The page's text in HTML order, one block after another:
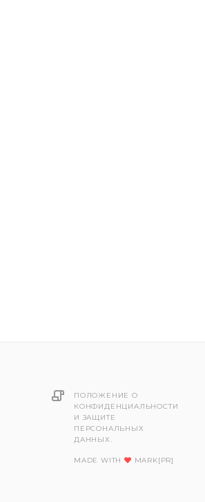
ПОЛОЖЕНИЕ О
КОНФИДЕНЦИАЛЬНОСТИ
И ЗАЩИТЕ
ПЕРСОНАЛЬНЫХ
ДАННЫХ.
MADE WITH MARK[PR]